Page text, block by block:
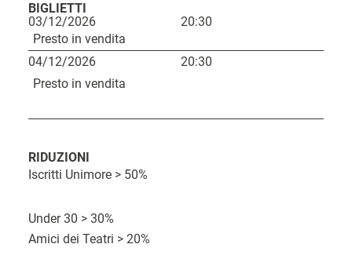
BIGLIETTI
D
a
O
a
o
t
o
L
i
n
i
a
03/12/2026
20:30
Presto in vendita
04/12/2026
20:30
Presto in vendita
RIDUZIONI
Iscritti Unimore > 50%
Under 30 > 30%
Amici dei Teatri > 20%